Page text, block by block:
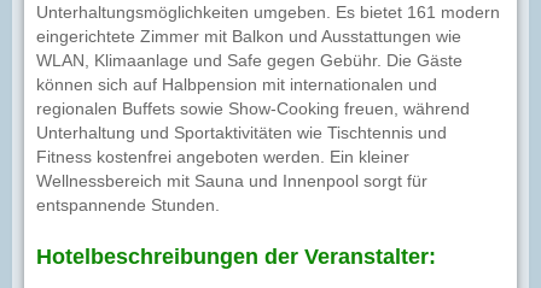
Unterhaltungsmöglichkeiten umgeben. Es bietet 161 modern
eingerichtete Zimmer mit Balkon und Ausstattungen wie
WLAN, Klimaanlage und Safe gegen Gebühr. Die Gäste
können sich auf Halbpension mit internationalen und
regionalen Buffets sowie Show-Cooking freuen, während
Unterhaltung und Sportaktivitäten wie Tischtennis und
Fitness kostenfrei angeboten werden. Ein kleiner
Wellnessbereich mit Sauna und Innenpool sorgt für
entspannende Stunden.
Hotelbeschreibungen der Veranstalter: